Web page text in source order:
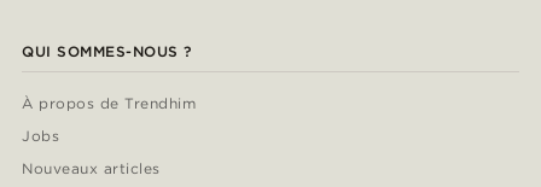
QUI SOMMES-NOUS ?
À propos de Trendhim
Jobs
Nouveaux articles